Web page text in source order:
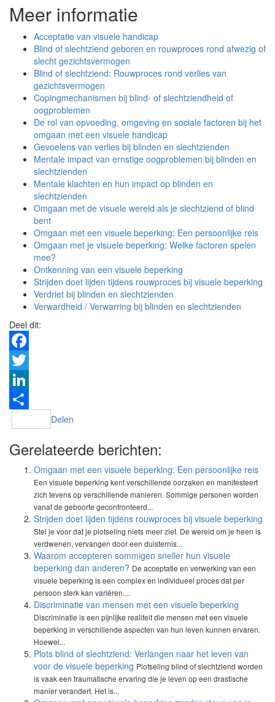
Meer informatie
Acceptatie van visuele handicap
Blind of slechtziend geboren en rouwproces rond afwezig of
slecht gezichtsvermogen
Blind of slechtziend: Rouwproces rond verlies van
gezichtsvermogen
Copingmechanismen bij blind- of slechtziendheid of
oogproblemen
De rol van opvoeding, omgeving en sociale factoren bij het
omgaan met een visuele handicap
Gevoelens van verlies bij blinden en slechtzienden
Mentale impact van ernstige oogproblemen bij blinden en
slechtzienden
Mentale klachten en hun impact op blinden en
slechtzienden
Omgaan met de visuele wereld als je slechtziend of blind
bent
Omgaan met een visuele beperking: Een persoonlijke reis
Omgaan met je visuele beperking: Welke factoren spelen
mee?
Ontkenning van een visuele beperking
Strijden doet lijden tijdens rouwproces bij visuele beperking
Verdriet bij blinden en slechtzienden
Verwardheid / Verwarring bij blinden en slechtzienden
Deel dit:
Facebook
Twitter
LinkedIn
Delen
Gerelateerde berichten:
Omgaan met een visuele beperking: Een persoonlijke reis
Een visuele beperking kent verschillende oorzaken en manifesteert
zich tevens op verschillende manieren. Sommige personen worden
vanaf de geboorte geconfronteerd...
Strijden doet lijden tijdens rouwproces bij visuele beperking
Stel je voor dat je plotseling niets meer ziet. De wereld om je heen is
verdwenen, vervangen door een duisternis...
Waarom accepteren sommigen sneller hun visuele
beperking dan anderen? De acceptatie en verwerking van een
visuele beperking is een complex en individueel proces dat per
persoon sterk kan variëren....
Discriminatie van mensen met een visuele beperking
Discriminatie is een pijnlijke realiteit die mensen met een visuele
beperking in verschillende aspecten van hun leven kunnen ervaren.
Hoewel...
Plots blind of slechtziend: Verlangen naar het leven van
voor de visuele beperking Plotseling blind of slechtziend worden
is vaak een traumatische ervaring die je leven op een drastische
manier verandert. Het is...